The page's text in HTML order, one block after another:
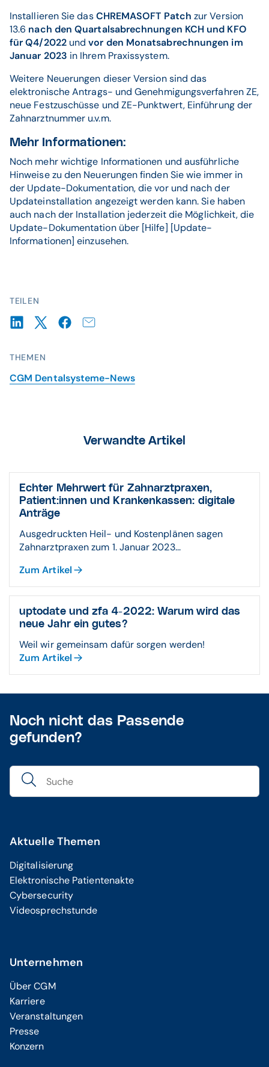
TEILEN
THEMEN
CGM Dentalsysteme-News
Installieren Sie dasCHREMASOFT Patch zur Version
13.6 nach den Quartalsabrechnungen KCH und KFO
für Q4/2022undvor den Monatsabrechnungen im
Januar 2023 in Ihrem Praxissystem.
Weitere Neuerungen dieser Version sind das
elektronische Antrags- und Genehmigungsverfahren ZE,
neue Festzuschüsse und ZE-Punktwert, Einführung der
Zahnarztnummer u.v.m.
Mehr Informationen:
Noch mehr wichtige Informationen und ausführliche
Hinweise zu den Neuerungen finden Sie wie immer in
der Update-Dokumentation, die vor und nach der
Updateinstallation angezeigt werden kann. Sie haben
auch nach der Installation jederzeit die Möglichkeit, die
Update-Dokumentation über [Hilfe] [Update-
Informationen] einzusehen.
Verwandte Artikel
Echter Mehrwert für Zahnarztpraxen,
Patient:innen und Krankenkassen: digitale
Anträge
Ausgedruckten Heil- und Kostenplänen sagen
Zahnarztpraxen zum 1. Januar 2023...
Zum Artikel
uptodate und zfa 4-2022: Warum wird das
neue Jahr ein gutes?
Weil wir gemeinsam dafür sorgen werden!
Zum Artikel
Noch nicht das Passende
gefunden?
Aktuelle Themen
Digitalisierung
Elektronische Patientenakte
Cybersecurity
Videosprechstunde
Unternehmen
Über CGM
Karriere
Veranstaltungen
Presse
Konzern